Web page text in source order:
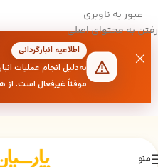
عبور به ناوبری
رفتن به محتوای اصلی
اطلاعیه انبارگردانی
به‌دلیل انجام عملیات
موقتاً غیرفعال است. از
منو